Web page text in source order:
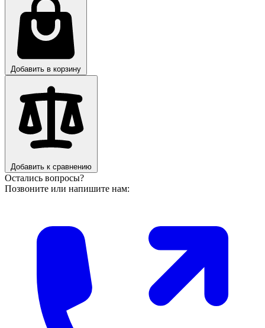
Добавить в корзину
Добавить к сравнению
Остались вопросы?
Позвоните или напишите нам: